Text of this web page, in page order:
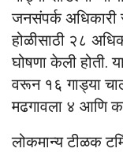
जनसंपर्क अधिकारी
होळीसाठी २८
घोषणा केली होती.
वरून १६ गाड्या
मढगावला ४ आणि
लोकमान्य टीळक